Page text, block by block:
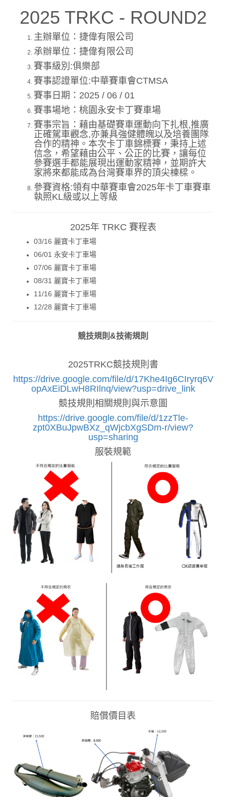
2025 TRKC - ROUND2
主辦單位：捷偉有限公司
承辦單位：捷偉有限公司
賽事級別:俱樂部
賽事認證單位:中華賽車會CTMSA
賽事日期：2025 / 06 / 01
賽事場地：桃園永安卡丁賽車場
賽事宗旨：藉由基礎賽車運動向下扎根,推廣
正確駕車觀念,亦兼具強健體魄以及培養團隊
合作的精神。本次卡丁車錦標賽，秉持上述
信念，希望藉由公平、公正的比賽，讓每位
參賽選手都能展現出運動家精神，並期許大
家將來都能成為台灣賽車界的頂尖棟樑。
參賽資格:領有中華賽車會2025年卡丁車賽車
執照KL級或以上等級
2025年 TRKC 賽程表
03/16 麗寶卡丁車場
06/01 永安卡丁車場
07/06 麗寶卡丁車場
08/31 麗寶卡丁車場
11/16 麗寶卡丁車場
12/28 麗寶卡丁車場
競技規則&技術規則
2025TRKC競技規則書
https://drive.google.com/file/d/17Khe4Ig6CIryrq6V
opAxEiDLwH8RIlnq/view?usp=drive_link
競技規則相關規則與示意圖
https://drive.google.com/file/d/1zzTle-
zpt0XBuJpwBXz_qWjcbXgSDm-r/view?
usp=sharing
服裝規範
賠償價目表